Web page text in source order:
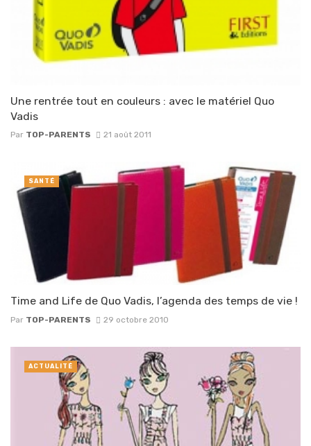
Une rentrée tout en couleurs : avec le matériel Quo
Vadis
Par TOP-PARENTS 21 août 2011
Time and Life de Quo Vadis, l’agenda des temps de vie !
Par TOP-PARENTS 29 octobre 2010
SANTÉ
ACTUALITÉ